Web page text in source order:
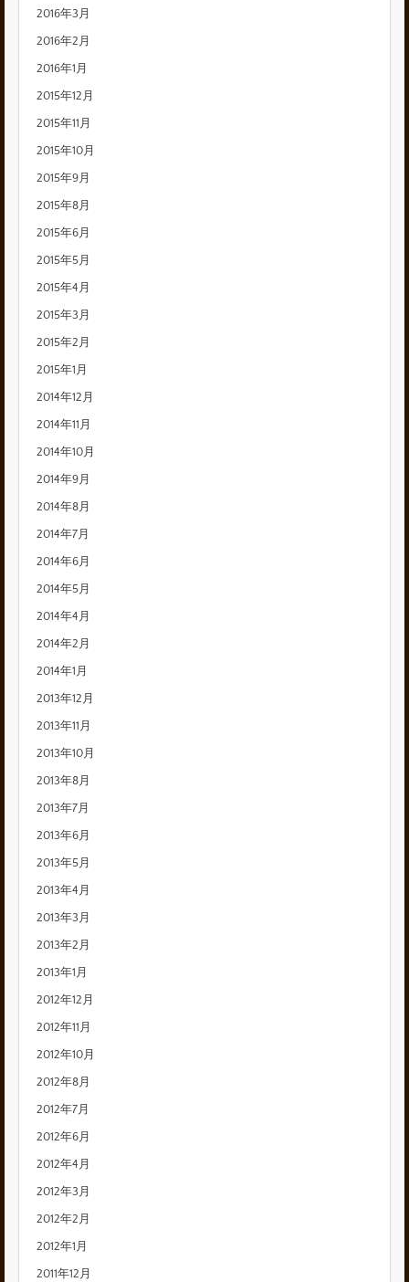
2016年3月
2016年2月
2016年1月
2015年12月
2015年11月
2015年10月
2015年9月
2015年8月
2015年6月
2015年5月
2015年4月
2015年3月
2015年2月
2015年1月
2014年12月
2014年11月
2014年10月
2014年9月
2014年8月
2014年7月
2014年6月
2014年5月
2014年4月
2014年2月
2014年1月
2013年12月
2013年11月
2013年10月
2013年8月
2013年7月
2013年6月
2013年5月
2013年4月
2013年3月
2013年2月
2013年1月
2012年12月
2012年11月
2012年10月
2012年8月
2012年7月
2012年6月
2012年4月
2012年3月
2012年2月
2012年1月
2011年12月